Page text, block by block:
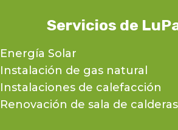
Servicios de
Energía Solar
Instalación de gas natural
Instalaciones de calefacción
Renovación de sala de calderas